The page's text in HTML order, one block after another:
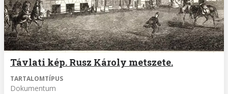
Távlati kép. Rusz Károly metszete.
TARTALOMTÍPUS
Dokumentum